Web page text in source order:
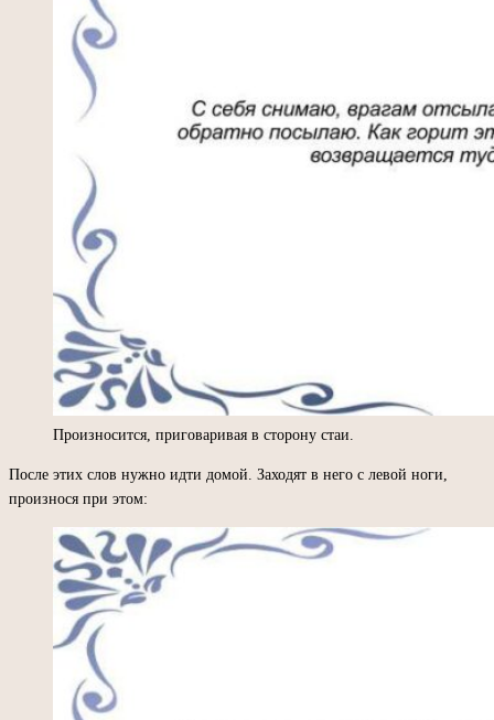
Произносится, приговаривая в сторону стаи.
После этих слов нужно идти домой. Заходят в него с левой ноги,
произнося при этом: